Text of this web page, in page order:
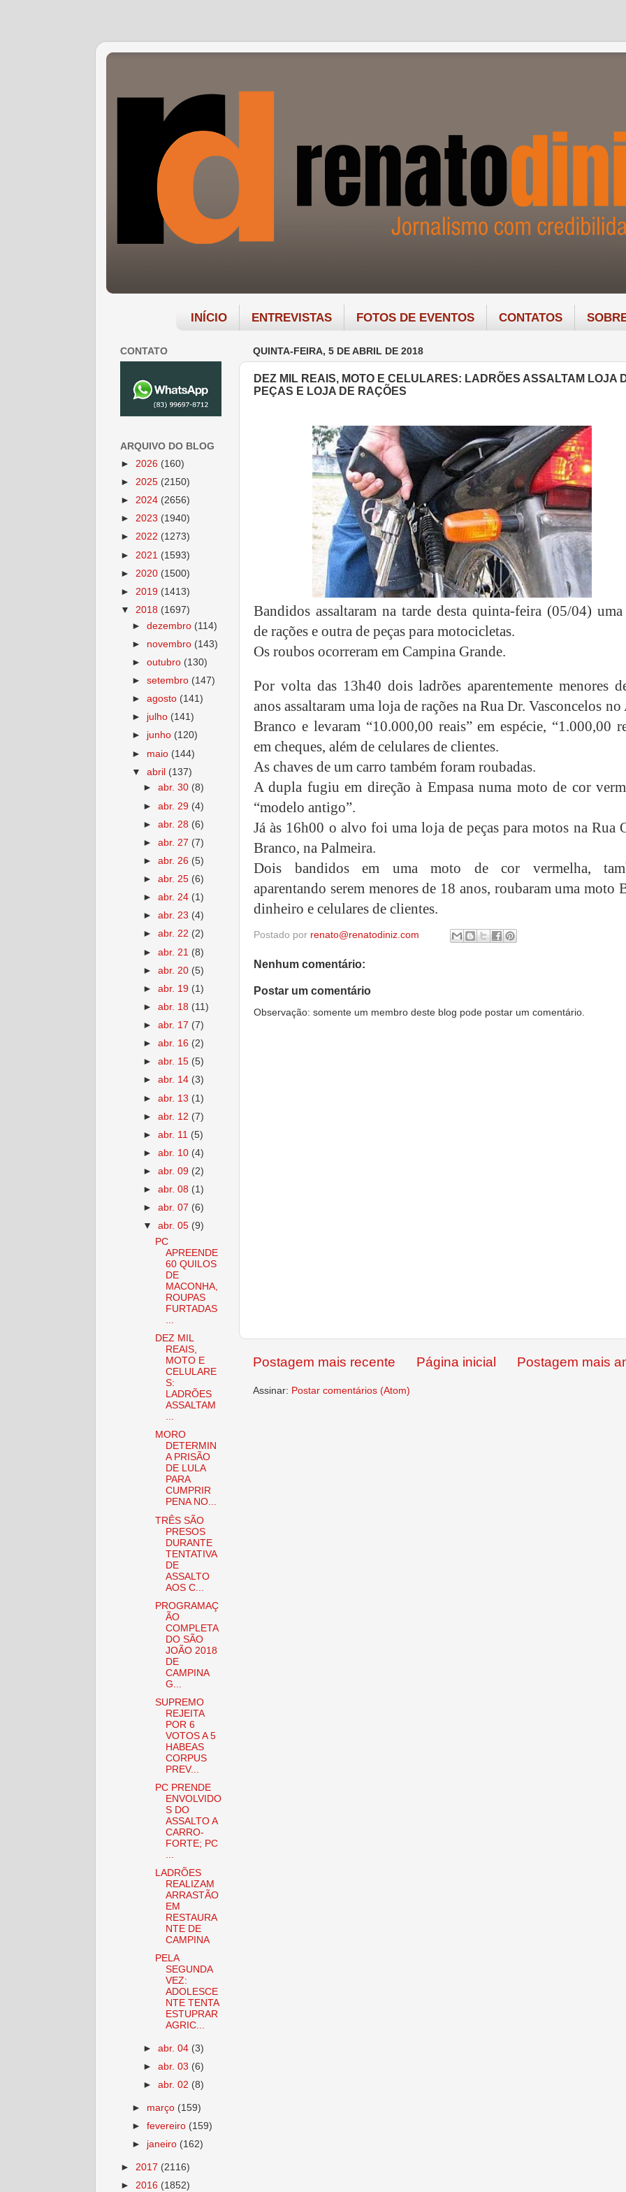
INÍCIO ENTREVISTAS FOTOS DE EVENTOS CONTATOS
QUINTA-FEIRA, 5 DE ABRIL DE 2018
DEZ MIL REAIS, MOTO E CELULARES: LADRÕES ASSALTAM LOJA
PEÇAS E LOJA DE RAÇÕES
Bandidos assaltaram na tarde desta quinta-feira (05/04)
de rações e outra de peças para motocicletas.
Os roubos ocorreram em Campina Grande.
Por volta das 13h40 dois ladrões aparentemente menores
anos assaltaram uma loja de rações na Rua Dr. Vasconcelos
Branco e levaram “10.000,00 reais” em espécie, “1.000,00
em cheques, além de celulares de clientes.
As chaves de um carro também foram roubadas.
A dupla fugiu em direção à Empasa numa moto de cor
“modelo antigo”.
Já às 16h00 o alvo foi uma loja de peças para motos na Rua
Branco, na Palmeira.
Dois bandidos em uma moto de cor vermelha,
aparentando serem menores de 18 anos, roubaram uma moto
dinheiro e celulares de clientes.
Postado por renato@renatodiniz.com
Nenhum comentário:
Postar um comentário
Observação: somente um membro deste blog pode postar um comentário.
Postagem mais recente Postagem mais
Página inicial
Assinar: Postar comentários (Atom)
CONTATO
ARQUIVO DO BLOG
► 2026 (160)
► 2025 (2150)
► 2024 (2656)
► 2023 (1940)
► 2022 (1273)
► 2021 (1593)
► 2020 (1500)
► 2019 (1413)
▼ 2018 (1697)
►dezembro (114)
► novembro (143)
►outubro (130)
►setembro (147)
►agosto (141)
► julho (141)
► junho (120)
► maio (144)
▼abril (137)
►abr. 30 (8)
►abr. 29 (4)
►abr. 28 (6)
►abr. 27 (7)
►abr. 26 (5)
►abr. 25 (6)
►abr. 24 (1)
►abr. 23 (4)
►abr. 22 (2)
►abr. 21 (8)
►abr. 20 (5)
►abr. 19 (1)
►abr. 18 (11)
►abr. 17 (7)
►abr. 16 (2)
►abr. 15 (5)
►abr. 14 (3)
►abr. 13 (1)
►abr. 12 (7)
►abr. 11 (5)
►abr. 10 (4)
►abr. 09 (2)
►abr. 08 (1)
►abr. 07 (6)
▼abr. 05 (9)
PC
APREENDE
60 QUILOS
DE
MACONHA,
ROUPAS
FURTADAS
...
DEZ MIL
REAIS,
MOTO E
CELULARE
S:
LADRÕES
ASSALTAM
...
MORO
DETERMIN
A PRISÃO
DE LULA
PARA
CUMPRIR
PENA NO...
TRÊS SÃO
PRESOS
DURANTE
TENTATIVA
DE
ASSALTO
AOS C...
PROGRAMAÇ
ÃO
COMPLETA
DO SÃO
JOÃO 2018
DE
CAMPINA
G...
SUPREMO
REJEITA
POR 6
VOTOS A 5
HABEAS
CORPUS
PREV...
PC PRENDE
ENVOLVIDO
S DO
ASSALTO A
CARRO-
FORTE; PC
LADRÕES
REALIZAM
ARRASTÃO
EM
RESTAURA
NTE DE
CAMPINA
PELA
SEGUNDA
VEZ:
ADOLESCE
NTE TENTA
ESTUPRAR
AGRIC...
►abr. 04 (3)
►abr. 03 (6)
►abr. 02 (8)
► março (159)
►fevereiro (159)
► janeiro (162)
► 2017 (2116)
► 2016 (1852)